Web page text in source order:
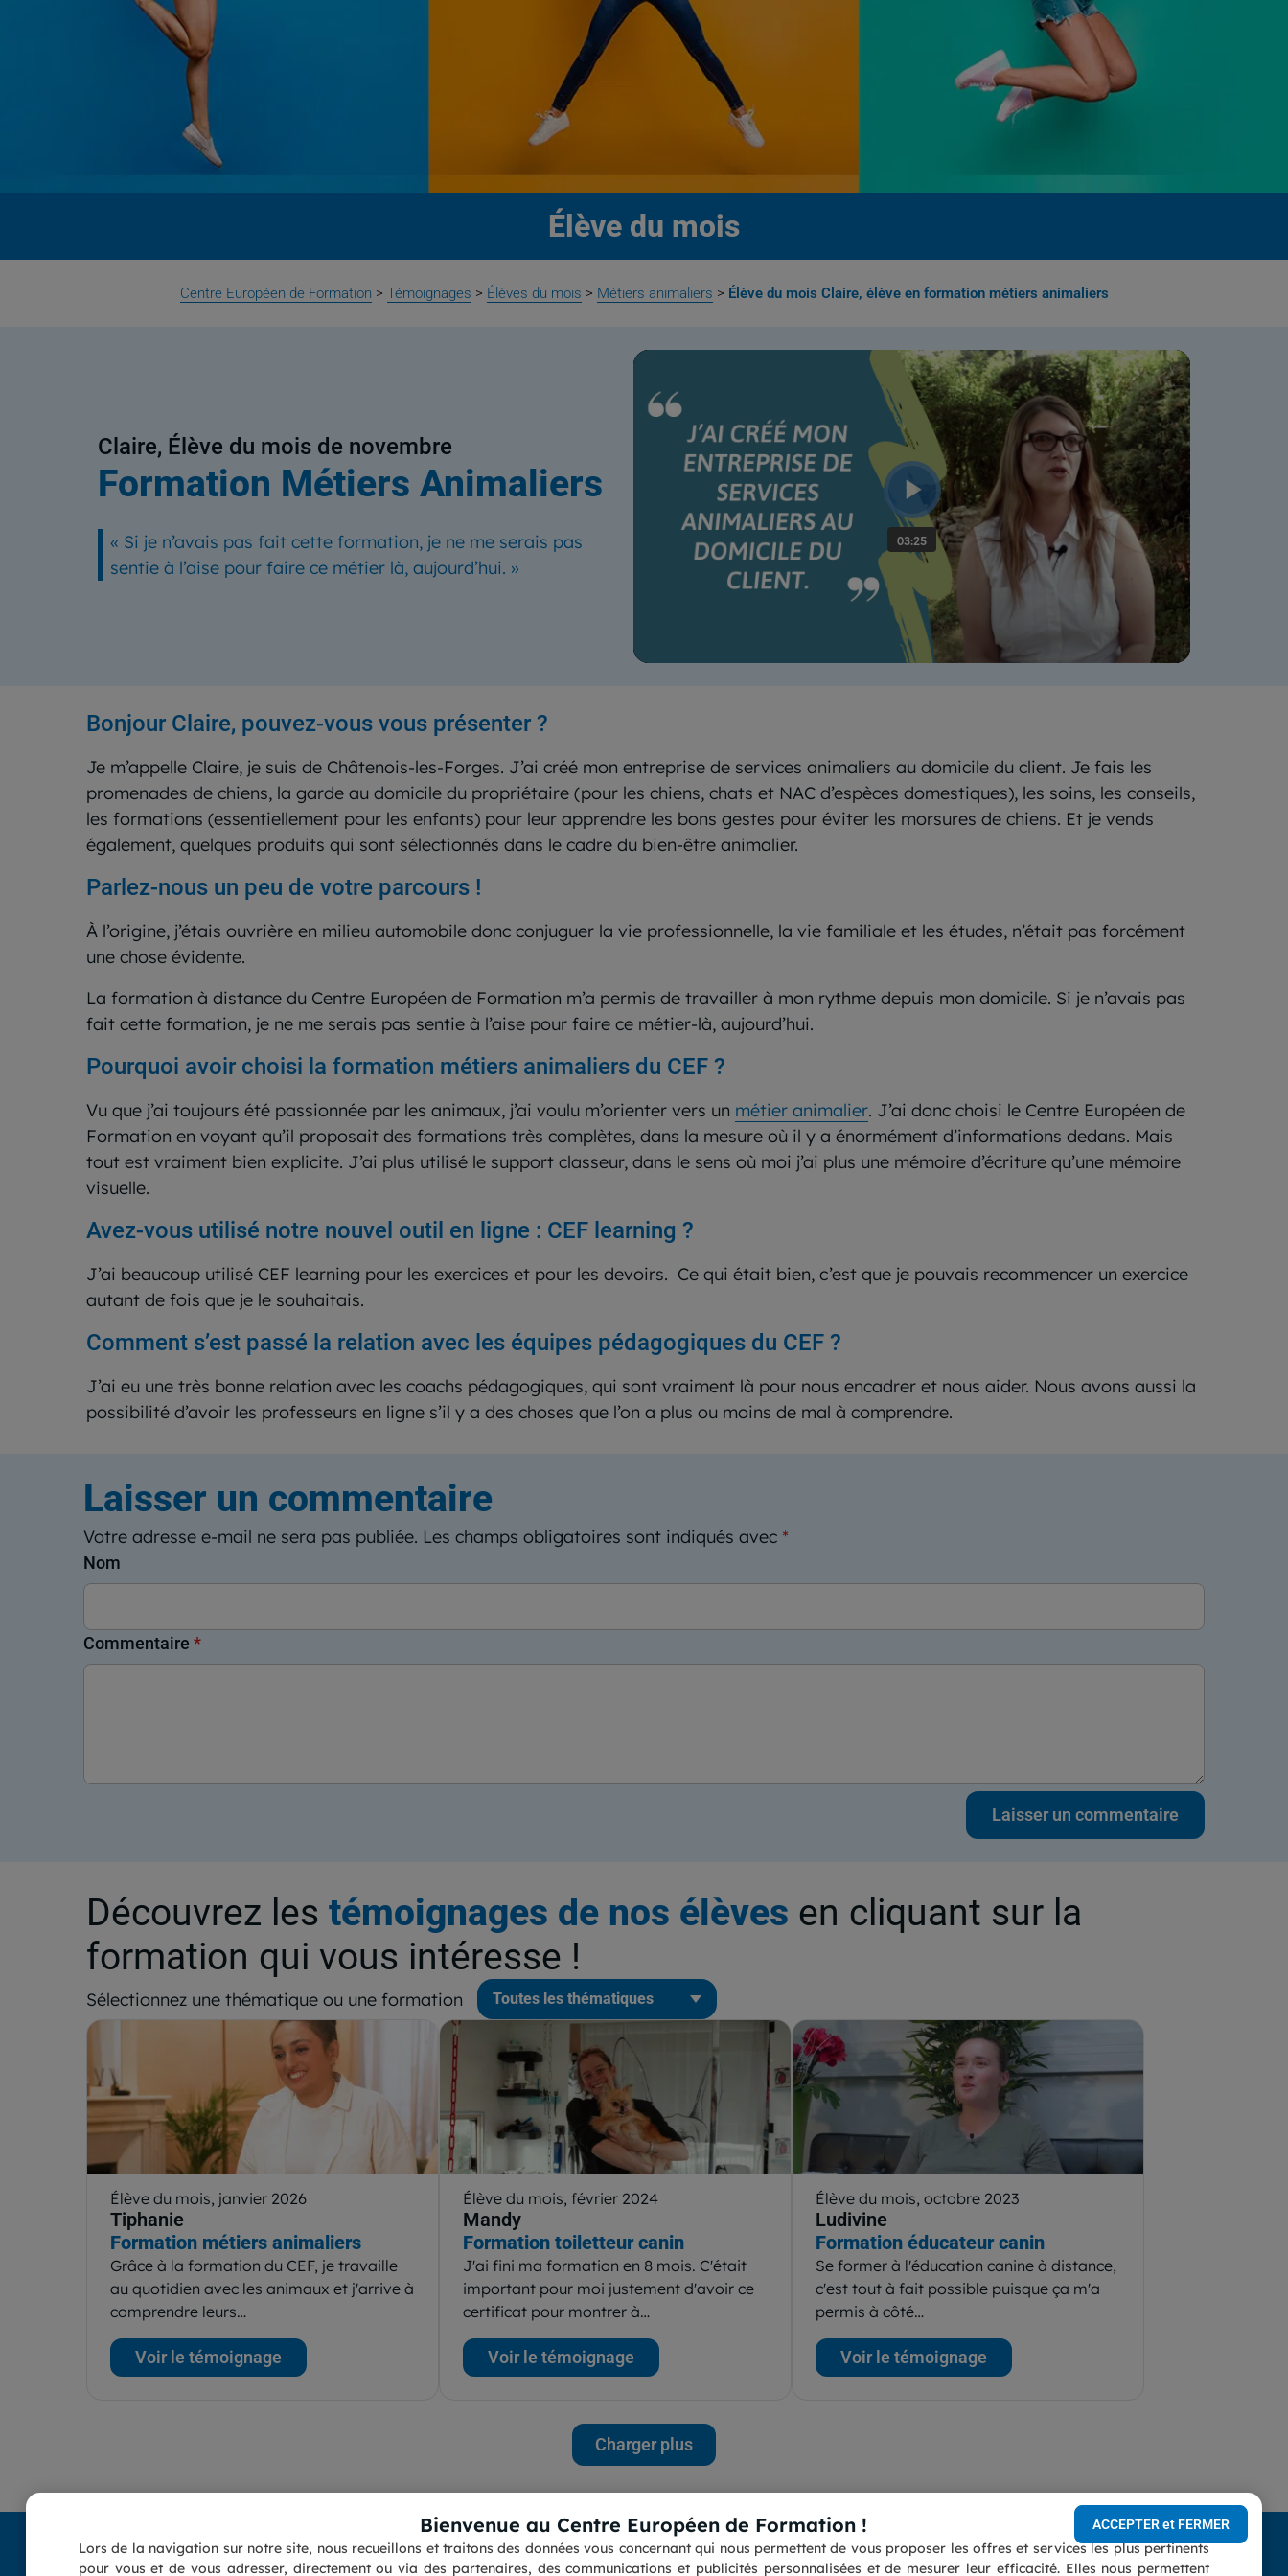
Élève du mois
Centre Européen de Formation > Témoignages > Élèves du mois > Métiers animaliers > Élève du mois Claire, élève en formation métiers animaliers
Claire, Élève du mois de novembre
Formation Métiers Animaliers
« Si je n’avais pas fait cette formation, je ne me serais pas
sentie à l’aise pour faire ce métier là, aujourd’hui. »
Bonjour Claire, pouvez-vous vous présenter ?
Je m’appelle Claire, je suis de Châtenois-les-Forges. J’ai créé mon entreprise de services animaliers au domicile du client. Je fais les
promenades de chiens, la garde au domicile du propriétaire (pour les chiens, chats et NAC d’espèces domestiques), les soins, les conseils,
les formations (essentiellement pour les enfants) pour leur apprendre les bons gestes pour éviter les morsures de chiens. Et je vends
également, quelques produits qui sont sélectionnés dans le cadre du bien-être animalier.
Parlez-nous un peu de votre parcours !
À l’origine, j’étais ouvrière en milieu automobile donc conjuguer la vie professionnelle, la vie familiale et les études, n’était pas forcément
une chose évidente.
La formation à distance du Centre Européen de Formation m’a permis de travailler à mon rythme depuis mon domicile. Si je n’avais pas
fait cette formation, je ne me serais pas sentie à l’aise pour faire ce métier-là, aujourd’hui.
Pourquoi avoir choisi la formation métiers animaliers du CEF ?
Vu que j’ai toujours été passionnée par les animaux, j’ai voulu m’orienter vers un métier animalier. J’ai donc choisi le Centre Européen de
Formation en voyant qu’il proposait des formations très complètes, dans la mesure où il y a énormément d’informations dedans. Mais
tout est vraiment bien explicite. J’ai plus utilisé le support classeur, dans le sens où moi j’ai plus une mémoire d’écriture qu’une mémoire
visuelle.
Avez-vous utilisé notre nouvel outil en ligne : CEF learning ?
J’ai beaucoup utilisé CEF learning pour les exercices et pour les devoirs. Ce qui était bien, c’est que je pouvais recommencer un exercice
autant de fois que je le souhaitais.
Comment s’est passé la relation avec les équipes pédagogiques du CEF ?
J’ai eu une très bonne relation avec les coachs pédagogiques, qui sont vraiment là pour nous encadrer et nous aider. Nous avons aussi la
possibilité d’avoir les professeurs en ligne s’il y a des choses que l’on a plus ou moins de mal à comprendre.
Laisser un commentaire
Votre adresse e-mail ne sera pas publiée. Les champs obligatoires sont indiqués avec *
Nom
Commentaire *
Découvrez les témoignages de nos élèves en cliquant sur la
formation qui vous intéresse !
Sélectionnez une thématique ou une formation
Élève du mois, janvier 2026
Tiphanie
Formation métiers animaliers
Grâce à la formation du CEF, je travaille
au quotidien avec les animaux et j'arrive à
comprendre leurs…
Voir le témoignage
Élève du mois, février 2024
Mandy
Formation toiletteur canin
J'ai fini ma formation en 8 mois. C'était
important pour moi justement d'avoir ce
certificat pour montrer à…
Voir le témoignage
Élève du mois, octobre 2023
Ludivine
Formation éducateur canin
Se former à l'éducation canine à distance,
c'est tout à fait possible puisque ça m'a
permis à côté…
Voir le témoignage
Charger plus
Contactez nous
Pourquoi choisir le CEF ?
Accessibilité : partiellement conforme
Informations légales
Bienvenue au Centre Européen de Formation !
Lors de la navigation sur notre site, nous recueillons et traitons des données vous concernant qui nous permettent de vous proposer les offres et services les plus pertinents
pour vous et de vous adresser, directement ou via des partenaires, des communications et publicités personnalisées et de mesurer leur efficacité. Elles nous permettent
ACCEPTER et FERMER